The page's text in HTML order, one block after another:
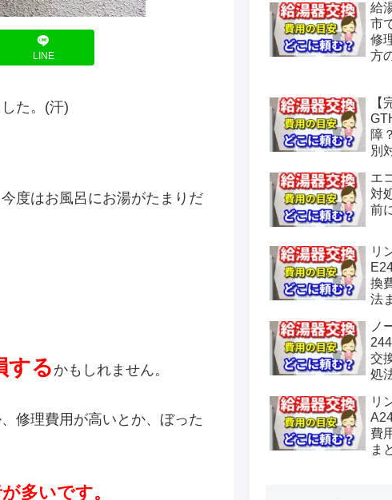
LINE
た。(汗)
度はお風呂にお湯がたまりだ
する かもしれません。
修理費用が高いとか、ぼった
多いです。
給
市
修
方
【
障
別
エ
対
前
リ
換
法
ノ
交
処
リ
費
ま